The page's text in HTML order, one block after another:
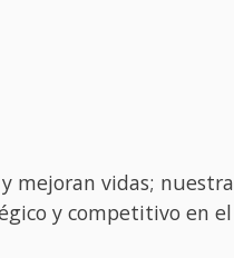
mejoran vidas; nuestra
y competitivo en el